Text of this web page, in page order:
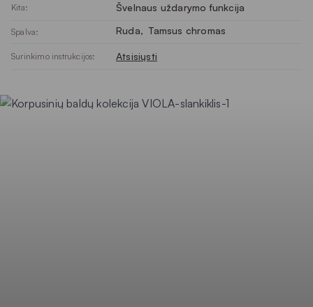
Kita: Švelnaus uždarymo funkcija
Spalva: Ruda, Tamsus chromas
Surinkimo instrukcijos: Atsisiųsti